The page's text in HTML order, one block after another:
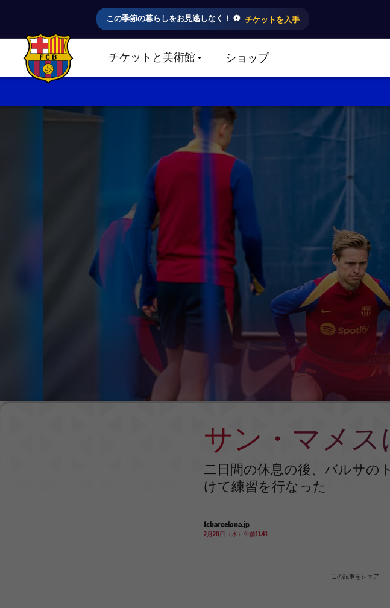
この季節の暮らしをお見逃しなく！ ⚽️ チケットを入手
FC Barcelona club badge チケットと美術館LABEL.SHARE.CARETDOWNショップ
サン・マメ
二日間の休息の後、バルサの
けて練習を行なった
fcbarcelona.jp
2月28日（水）午前11.41
この記事をシェア